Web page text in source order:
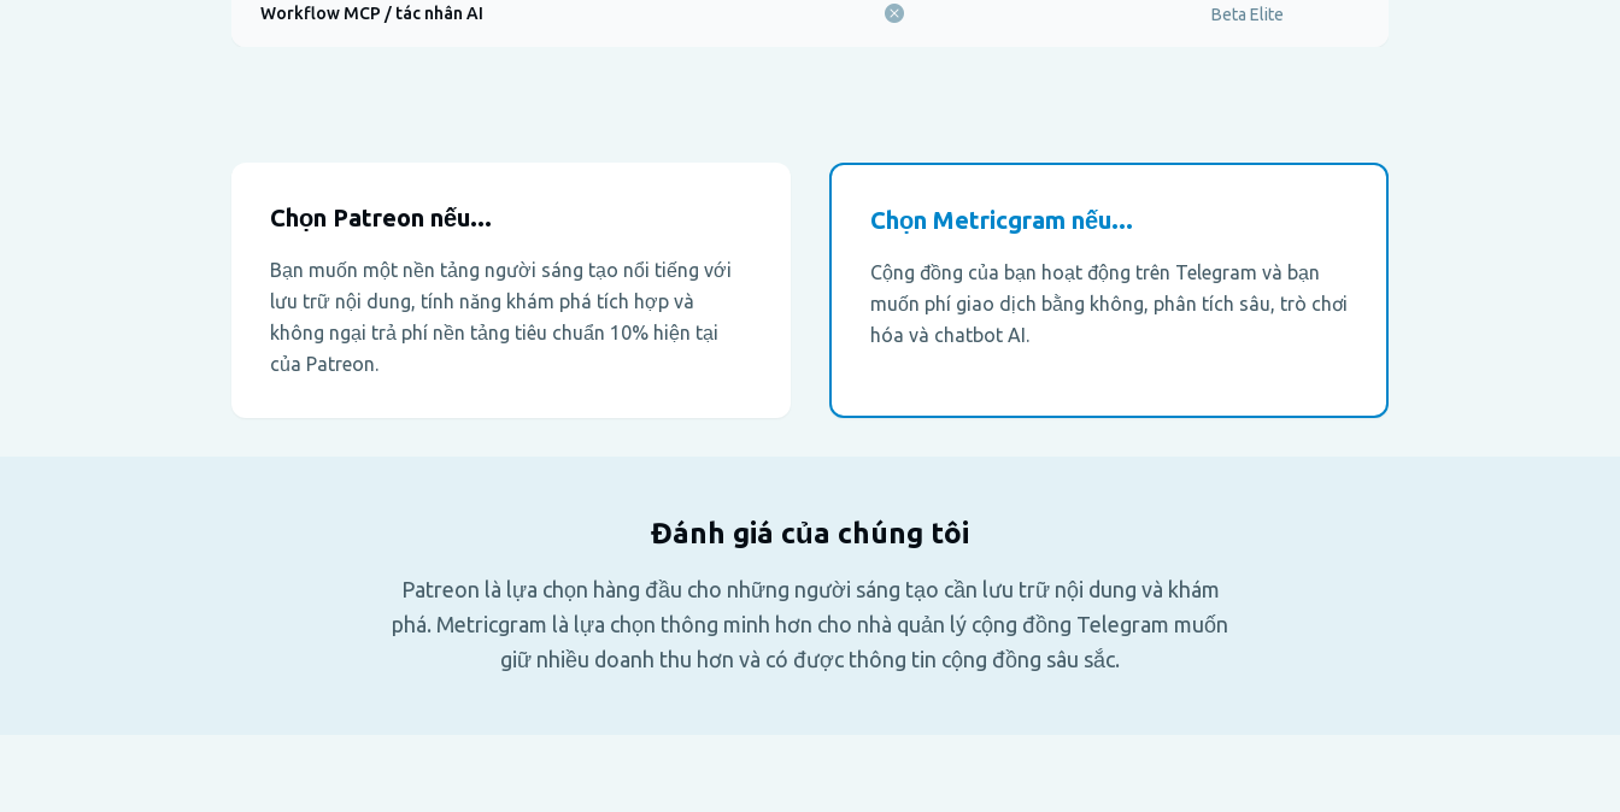
Workflow MCP / tác nhân AI Beta Elite
Chọn Patreon nếu...
Bạn muốn một nền tảng người sáng tạo nổi tiếng với
lưu trữ nội dung, tính năng khám phá tích hợp và
không ngại trả phí nền tảng tiêu chuẩn 10% hiện tại
của Patreon.
Chọn Metricgram nếu...
Cộng đồng của bạn hoạt động trên Telegram và bạn
muốn phí giao dịch bằng không, phân tích sâu, trò chơi
hóa và chatbot AI.
Đánh giá của chúng tôi
Patreon là lựa chọn hàng đầu cho những người sáng tạo cần lưu trữ nội dung và khám
phá. Metricgram là lựa chọn thông minh hơn cho nhà quản lý cộng đồng Telegram muốn
giữ nhiều doanh thu hơn và có được thông tin cộng đồng sâu sắc.